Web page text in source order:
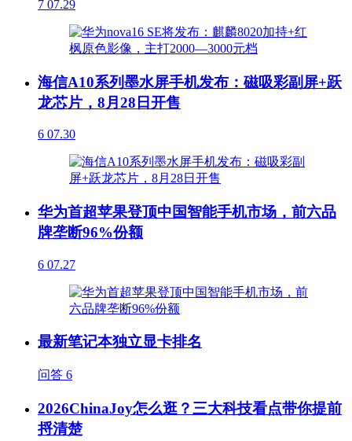
7 07.29
海信A10系列墨水屏手机发布：磁吸彩副屏+跃
龙芯片，8月28日开售
6 07.30
华为首超苹果登顶中国智能手机市场，前六品
牌垄断96%份额
6 07.27
最新笔记本独立显卡排名
问答 6
2026ChinaJoy怎么逛？三大科技看点带你提前
捋清楚